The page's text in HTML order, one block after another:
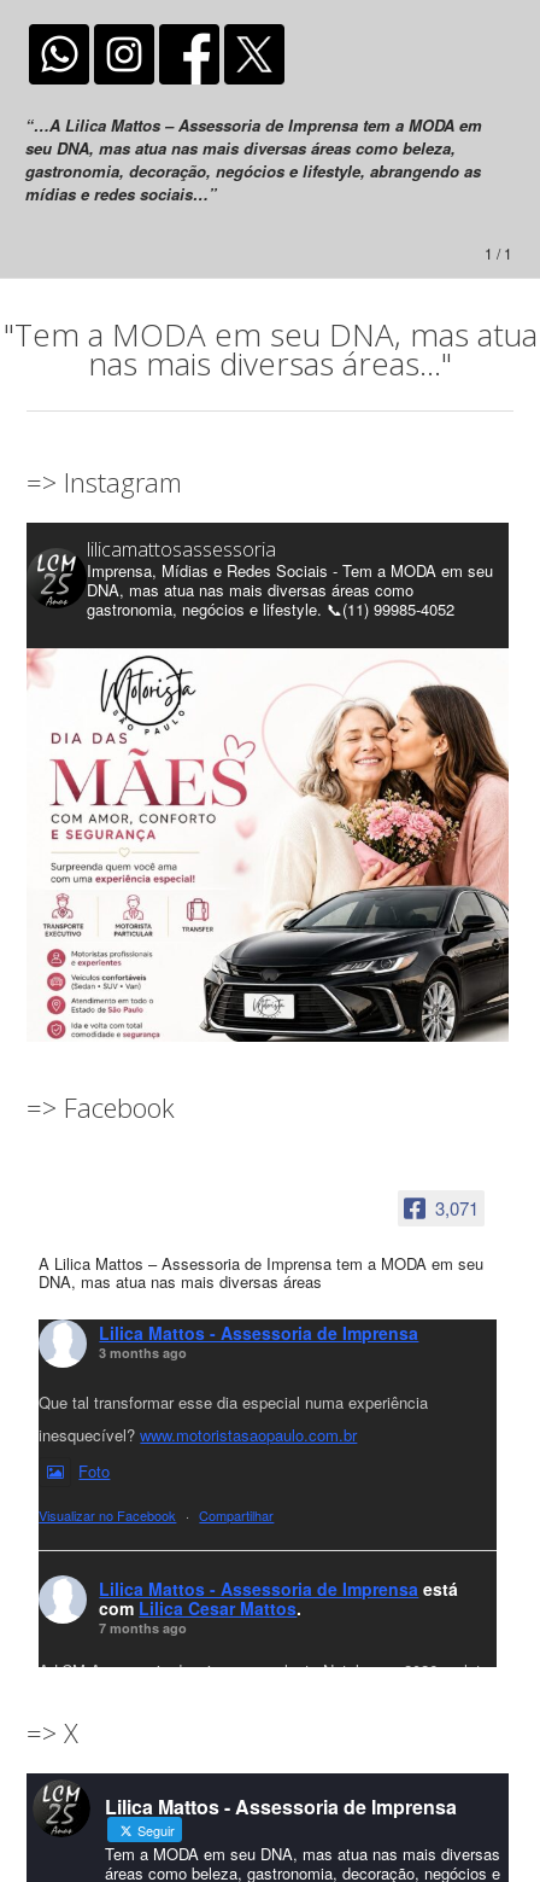
“…A Lilica Mattos – Assessoria de Imprensa tem a MODA em
seu DNA, mas atua nas mais diversas áreas como beleza,
gastronomia, decoração, negócios e lifestyle, abrangendo as
mídias e redes sociais…”
1 / 1
"Tem a MODA em seu DNA, mas atua
nas mais diversas áreas..."
=> Instagram
lilicamattosassessoria
Imprensa, Mídias e Redes Sociais - Tem a MODA em seu
DNA, mas atua nas mais diversas áreas como
gastronomia, negócios e lifestyle. 📞(11) 99985-4052
=> Facebook
3,071
A Lilica Mattos – Assessoria de Imprensa tem a MODA em seu
DNA, mas atua nas mais diversas áreas
Lilica Mattos - Assessoria de Imprensa
3 months ago
Que tal transformar esse dia especial numa experiência
inesquecível?www.motoristasaopaulo.com.br
Foto
Visualizar no Facebook · Compartilhar
Lilica Mattos - Assessoria de Imprensa está
com Lilica Cesar Mattos.
7 months ago
A LCM Assessoria deseja um excelente Natal e um 2026 repleto
amigos que sempre nos acompanham!🎄✨🥂❤️
#lcmassessoriassessoria#natal #merrychristmas #felizanonovo
#HappyNewYear
Foto
=> X
Lilica Mattos - Assessoria de Imprensa
Seguir
Tem a MODA em seu DNA, mas atua nas mais diversas
áreas como beleza, gastronomia, decoração, negócios e